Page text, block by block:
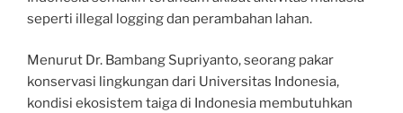
seperti illegal logging dan perambahan lahan.
Menurut Dr. Bambang Supriyanto, seorang pakar
konservasi lingkungan dari Universitas Indonesia,
kondisi ekosistem taiga di Indonesia membutuhkan